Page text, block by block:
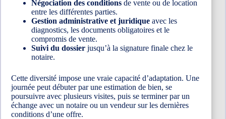
Négociation des conditions de vente ou de location
entre les différentes parties.
Gestion administrative et juridique avec les
diagnostics, les documents obligatoires et le
compromis de vente.
Suivi du dossier jusqu’à la signature finale chez le
notaire.
Cette diversité impose une vraie capacité d’adaptation. Une
journée peut débuter par une estimation de bien, se
poursuivre avec plusieurs visites, puis se terminer par un
échange avec un notaire ou un vendeur sur les dernières
conditions d’une offre.